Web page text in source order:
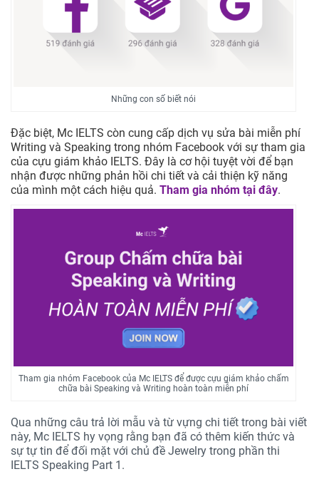
Những con số biết nói
Đặc biệt, Mc IELTS còn cung cấp dịch vụ sửa bài miễn phí
Writing và Speaking trong nhóm Facebook với sự tham gia
của cựu giám khảo IELTS. Đây là cơ hội tuyệt vời để bạn
nhận được những phản hồi chi tiết và cải thiện kỹ năng
của mình một cách hiệu quả. Tham gia nhóm tại đây.
Tham gia nhóm Facebook của Mc IELTS để được cựu giám khảo chấm
chữa bài Speaking và Writing hoàn toàn miễn phí
Qua những câu trả lời mẫu và từ vựng chi tiết trong bài viết
này, Mc IELTS hy vọng rằng bạn đã có thêm kiến thức và
sự tự tin để đối mặt với chủ đề Jewelry trong phần thi
IELTS Speaking Part 1.